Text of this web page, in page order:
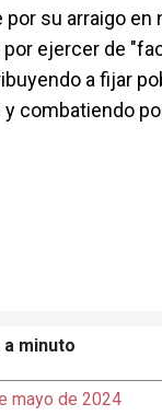
por su arraigo
ejercer de
a fijar
combatiendo
minuto
mayo de 2024